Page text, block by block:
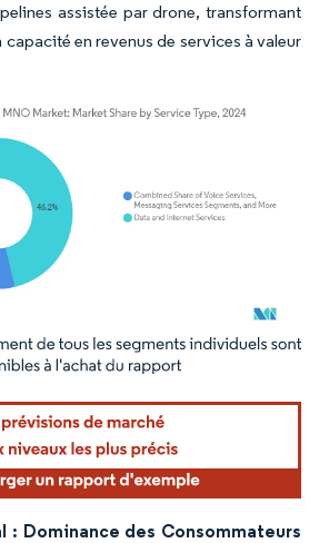
assistée par drone, transformant
en revenus de services à valeur
La réutilisation nécessite une attribution sous CC BY
: Dominance des Consommateurs